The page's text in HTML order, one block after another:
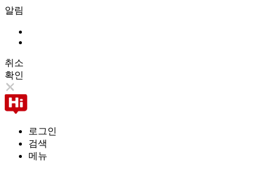
알림
취소
확인
로그인
검색
메뉴